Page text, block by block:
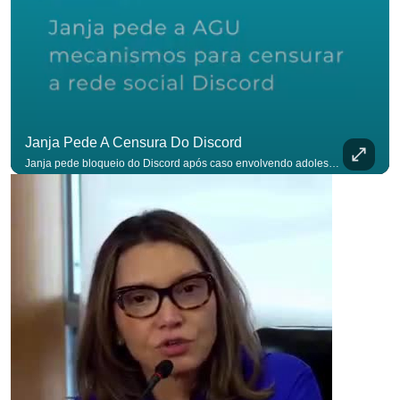
Janja Pede A Censura Do Discord
Janja pede bloqueio do Discord após caso envolvendo adolescente: “Precisamos tirar do ar”. #OAntagonista Se você busca informação com credibilidade, inscreva-se agora e ative o